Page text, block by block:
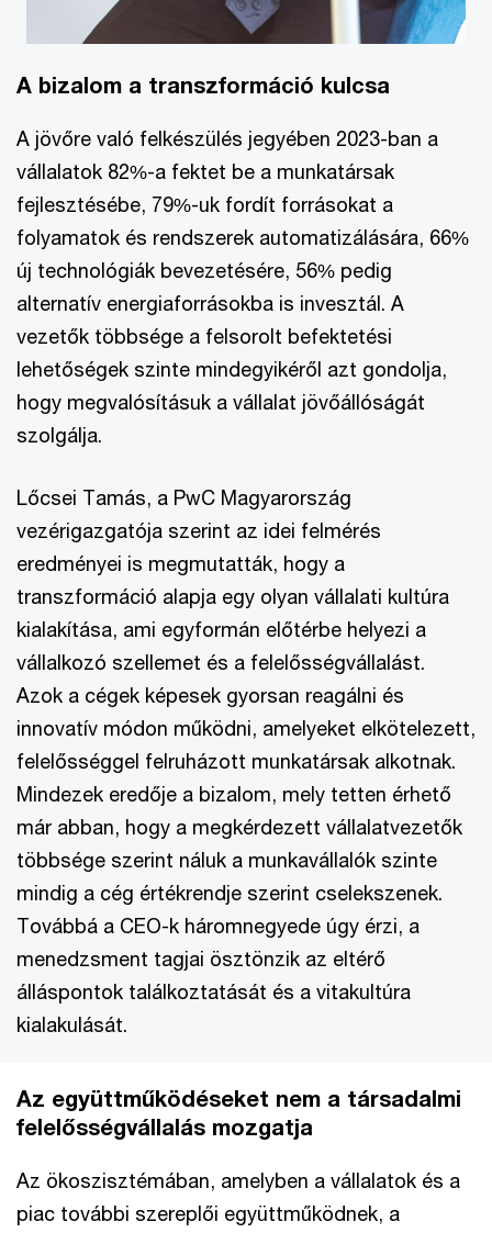
A bizalom a transzformáció kulcsa
A jövőre való felkészülés jegyében 2023-ban a
vállalatok 82%-a fektet be a munkatársak
fejlesztésébe, 79%-uk fordít forrásokat a
folyamatok és rendszerek automatizálására, 66%
új technológiák bevezetésére, 56% pedig
alternatív energiaforrásokba is invesztál. A
vezetők többsége a felsorolt befektetési
lehetőségek szinte mindegyikéről azt gondolja,
hogy megvalósításuk a vállalat jövőállóságát
szolgálja.
Lőcsei Tamás, a PwC Magyarország
vezérigazgatója szerint az idei felmérés
eredményei is megmutatták, hogy a
transzformáció alapja egy olyan vállalati kultúra
kialakítása, ami egyformán előtérbe helyezi a
vállalkozó szellemet és a felelősségvállalást.
Azok a cégek képesek gyorsan reagálni és
innovatív módon működni, amelyeket elkötelezett,
felelősséggel felruházott munkatársak alkotnak.
Mindezek eredője a bizalom, mely tetten érhető
már abban, hogy a megkérdezett vállalatvezetők
többsége szerint náluk a munkavállalók szinte
mindig a cég értékrendje szerint cselekszenek.
Továbbá a CEO-k háromnegyede úgy érzi, a
menedzsment tagjai ösztönzik az eltérő
álláspontok találkoztatását és a vitakultúra
kialakulását.
Az együttműködéseket nem a társadalmi
felelősségvállalás mozgatja
Az ökoszisztémában, amelyben a vállalatok és a
piac további szereplői együttműködnek, a